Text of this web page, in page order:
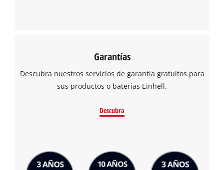
Garantías
Descubra nuestros servicios de garantía gratuitos para
sus productos o baterías Einhell.
Descubra